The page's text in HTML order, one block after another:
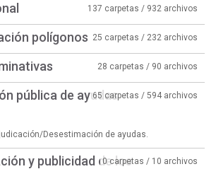
137 carpetas / 932 archivos
polígonos 25 carpetas / 232 archivos
28 carpetas / 90 archivos
pública de ayudas65 carpetas / 594 archivos
Desestimación de ayudas.
y publicidad de los0 carpetas / 10 archivos